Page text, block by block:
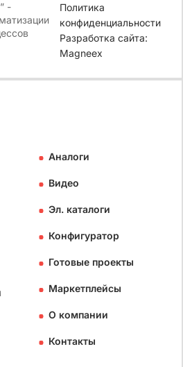
-
Политика
конфиденциальности
Разработка сайта:
Magneex
Аналоги
Видео
Эл. каталоги
Конфигуратор
Готовые проекты
Маркетплейсы
О компании
Контакты